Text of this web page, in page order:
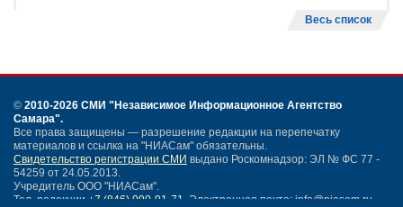
Весь список
© 2010-2026 СМИ "Независимое Информационное Агентство
Самара".
Все права защищены — разрешение редакции на перепечатку
материалов и ссылка на "НИАСам" обязательны.
Свидетельство регистрации СМИ выдано Роскомнадзор: ЭЛ № ФС 77 -
54259 от 24.05.2013.
Учредитель ООО "НИАСам".
Тел. редакции +7 (846) 990-91-71. Электронная почта: info@niasam.ru